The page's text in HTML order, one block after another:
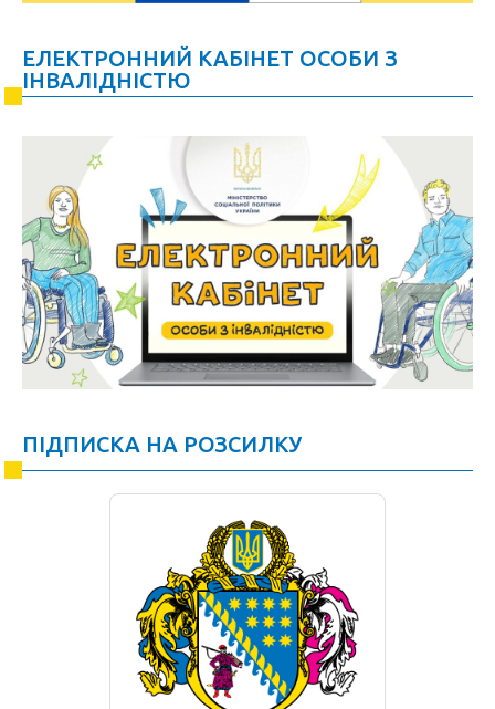
ЕЛЕКТРОННИЙ КАБІНЕТ ОСОБИ З
ІНВАЛІДНІСТЮ
ПІДПИСКА НА РОЗСИЛКУ